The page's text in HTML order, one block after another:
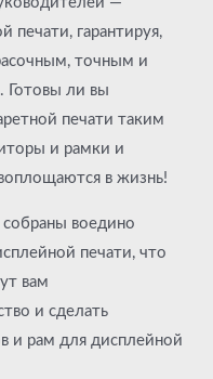
печати, гарантируя,
точным и
Готовы ли вы
печати таким
и рамки и
в жизнь!
воедино
печати, что
вам
и сделать
и рам для дисплейной